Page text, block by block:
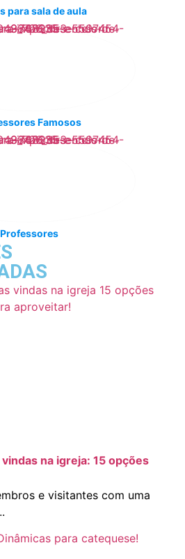
para sala de aula
Famosos
Professores
na igreja: 15 opções
e visitantes com uma